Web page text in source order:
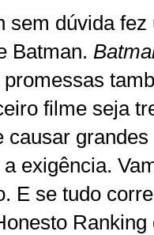
sem dúvida
Batman.
promessas
filme seja
causar
exigência.
E se tudo